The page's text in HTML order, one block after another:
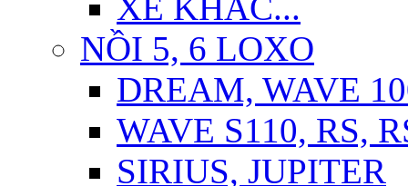
NỒI 5, 6 LOXO
DREAM, WAVE
WAVE S110, RS,
SIRIUS, JUPITER